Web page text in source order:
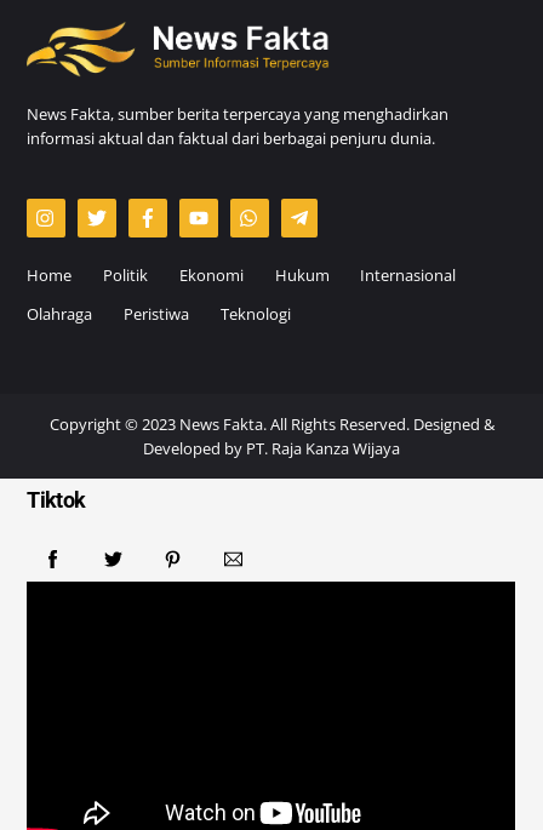
News Fakta, sumber berita terpercaya yang menghadirkan
informasi aktual dan faktual dari berbagai penjuru dunia.
Home Politik Ekonomi Hukum
Internasional
Olahraga
Peristiwa Teknologi
Copyright © 2023 News Fakta. All Rights Reserved. Designed &
Developed by PT. Raja Kanza Wijaya
Tiktok